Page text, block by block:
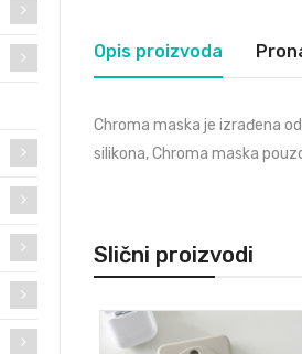
Opis proizvoda
Chroma maska je izrađena
silikona, Chroma maska
Slični proizvodi